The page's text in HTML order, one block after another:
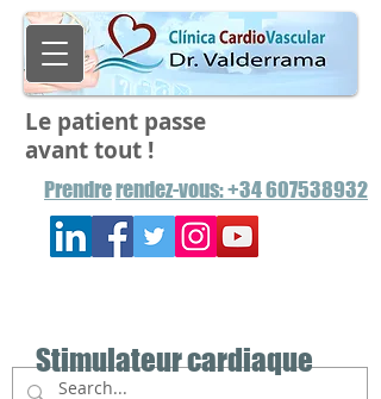
Le patient passe
avant tout !
Prendrerendez-vous: +34 607538932
Stimulateur cardiaque